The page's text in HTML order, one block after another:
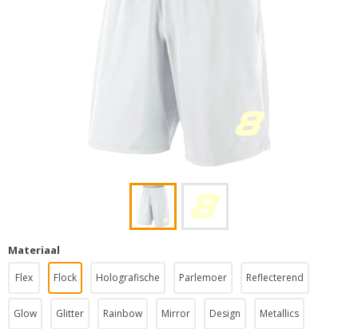
Materiaal
Flex Flock Holografische Parlemoer Reflecterend
Glow Glitter Rainbow Mirror Design Metallics